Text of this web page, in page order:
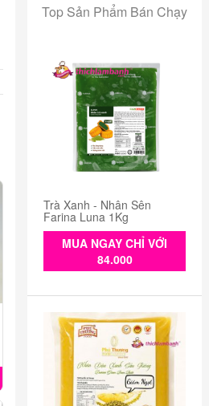
Top Sản Phẩm Bán Chạy
Trà Xanh - Nhân Sên
Farina Luna 1Kg
MUA NGAY CHỈ VỚI
84.000